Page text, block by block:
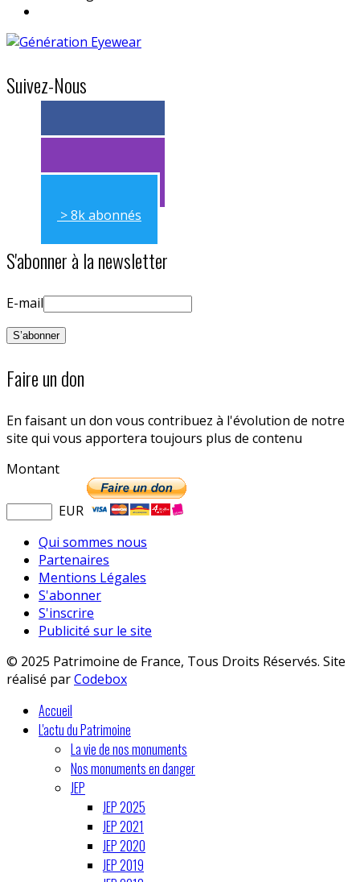
Suivez-Nous
> 11k abonnés
> 11k abonnés
> 8k abonnés
S'abonner à la newsletter
E-mail
Faire un don
En faisant un don vous contribuez à l'évolution de notre
site qui vous apportera toujours plus de contenu
Montant
EUR
Qui sommes nous
Partenaires
Mentions Légales
S'abonner
S'inscrire
Publicité sur le site
© 2025 Patrimoine de France, Tous Droits Réservés. Site
réalisé parCodebox
Accueil
L'actu du Patrimoine
La vie de nos monuments
Nos monuments en danger
JEP
JEP 2025
JEP 2021
JEP 2020
JEP 2019